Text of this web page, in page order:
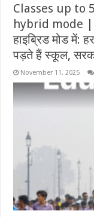
Classes up to
hybrid mode |
हाइब्रिड मोड में:
पड़ते हैं स्कूल,
November 11, 2025